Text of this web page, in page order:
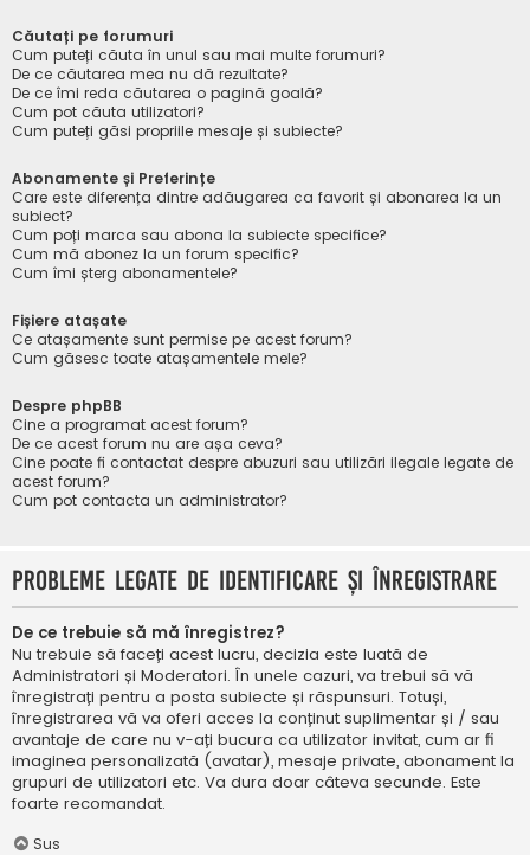
Căutați pe forumuri
Cum puteți căuta în unul sau mai multe forumuri?
De ce căutarea mea nu dă rezultate?
De ce îmi reda căutarea o pagină goală?
Cum pot căuta utilizatori?
Cum puteți găsi propriile mesaje și subiecte?
Abonamente și Preferințe
Care este diferența dintre adăugarea ca favorit și abonarea la un
subiect?
Cum poți marca sau abona la subiecte specifice?
Cum mă abonez la un forum specific?
Cum îmi șterg abonamentele?
Fișiere atașate
Ce atașamente sunt permise pe acest forum?
Cum găsesc toate atașamentele mele?
Despre phpBB
Cine a programat acest forum?
De ce acest forum nu are așa ceva?
Cine poate fi contactat despre abuzuri sau utilizări ilegale legate de
acest forum?
Cum pot contacta un administrator?
Probleme legate de identificare și înregistrare
De ce trebuie să mă înregistrez?
Nu trebuie să faceți acest lucru, decizia este luată de
Administratori și Moderatori. În unele cazuri, va trebui să vă
înregistrați pentru a posta subiecte și răspunsuri. Totuși,
înregistrarea vă va oferi acces la conținut suplimentar și / sau
avantaje de care nu v-ați bucura ca utilizator invitat, cum ar fi
imaginea personalizată (avatar), mesaje private, abonament la
grupuri de utilizatori etc. Va dura doar câteva secunde. Este
foarte recomandat.
Sus